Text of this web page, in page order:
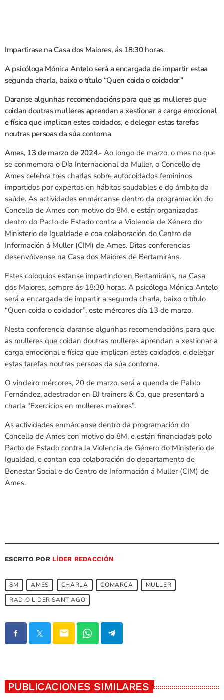
Impartirase na Casa dos Maiores, ás 18:30 horas.
A psicóloga Mónica Antelo será a encargada de impartir estaa
segunda charla, baixo o título “Quen coida o coidador”
Daranse algunhas recomendacións para que as mulleres que
coidan doutras mulleres aprendan a xestionar a carga emocional
e física que implican estes coidados, e delegar estas tarefas
noutras persoas da súa contorna
Ames, 13 de marzo de 2024.-Ao longo de marzo, o mes no que
se conmemora o Día Internacional da Muller, o Concello de
Ames celebra tres charlas sobre autocoidados femininos
impartidos por expertos en hábitos saudables e do ámbito da
saúde. As actividades enmárcanse dentro da programación do
Concello de Ames con motivo do 8M, e están organizadas
dentro do Pacto de Estado contra a Violencia de Xénero do
Ministerio de Igualdade e coa colaboración do Centro de
Información á Muller (CIM) de Ames. Ditas conferencias
desenvólvense na Casa dos Maiores de Bertamiráns.
Estes coloquios estanse impartindo en Bertamiráns, na Casa
dos Maiores, sempre ás 18:30 horas. A psicóloga Mónica Antelo
será a encargada de impartir a segunda charla, baixo o título
“Quen coida o coidador”, este mércores día 13 de marzo.
Nesta conferencia daranse algunhas recomendacións para que
as mulleres que coidan doutras mulleres aprendan a xestionar a
carga emocional e física que implican estes coidados, e delegar
estas tarefas noutras persoas da súa contorna.
O vindeiro mércores, 20 de marzo, será a quenda de Pablo
Fernández, adestrador en BJ trainers & Co, que presentará a
charla “Exercicios en mulleres maiores”.
As actividades enmárcanse dentro da programación do
Concello de Ames con motivo do 8M, e están financiadas polo
Pacto de Estado contra la Violencia de Género do Ministerio de
Igualdad, e contan coa colaboración do departamento de
Benestar Social e do Centro de Información á Muller (CIM) de
Ames.
ESCRITO POR LÍDER REDACCIÓN
8M AMES CHARLA COMARCA
MULLER
RADIO LIDER SANTIAGO
email
PUBLICACIONES SIMILARES